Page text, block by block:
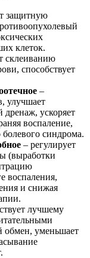
защитную
клеток.
склеиванию
способствует
–
улучшает
ускоряет
воспаление,
синдрома.
– регулирует
(выработки
воспаления,
и снижая
лучшему
обмен, уменьшает